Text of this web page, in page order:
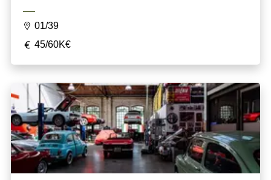
01/39
45/60K€